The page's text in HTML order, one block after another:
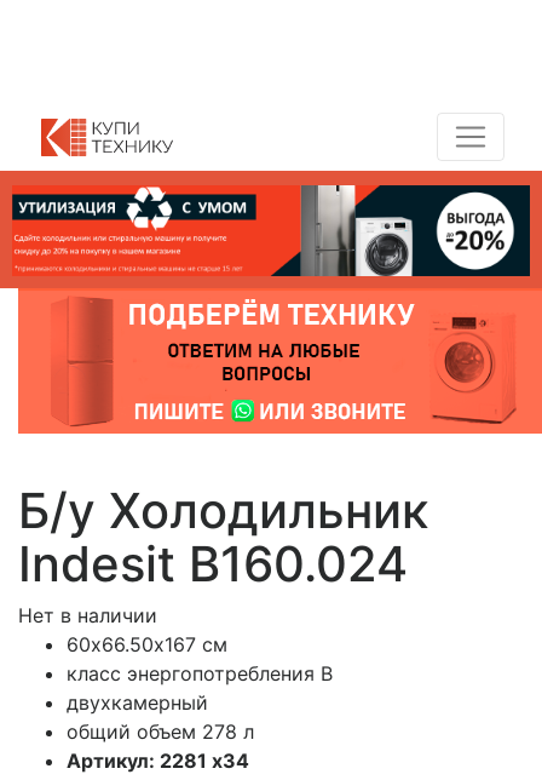
Б/у Холодильник
Indesit B160.024
Нет в наличии
60х66.50х167 см
класс энергопотребления B
двухкамерный
общий объем 278 л
Артикул: 2281 x34